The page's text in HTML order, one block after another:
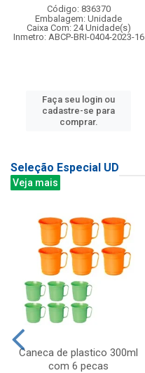
Código: 836370
Embalagem: Unidade
Caixa Com: 24 Unidade(s)
Inmetro: ABCP-BRI-0404-2023-16
Faça seu login ou
cadastre-se para
comprar.
Seleção Especial UD
Veja mais
Caneca de plastico 300ml
com 6 pecas